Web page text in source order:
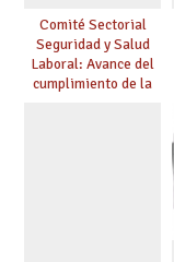
Comité Sectorial
Seguridad y Salud
Laboral: Avance del
cumplimiento de la